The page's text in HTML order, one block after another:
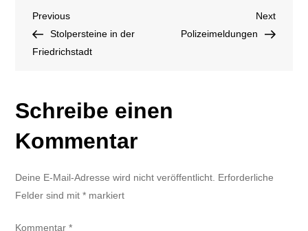
Rechts
Beitragsnavigation
Previous
Post
Previous
Stolpersteine in der
Friedrichstadt
Next
Post
Next
Polizeimeldungen
Schreibe einen
Kommentar
Deine E-Mail-Adresse wird nicht veröffentlicht. Erforderliche
Felder sind mit* markiert
Kommentar*